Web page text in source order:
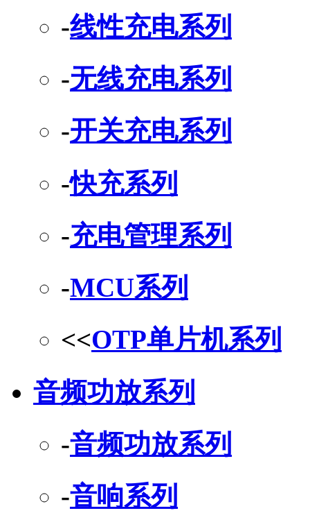
-线性充电系列
-无线充电系列
-开关充电系列
-快充系列
-充电管理系列
-MCU系列
<<OTP单片机系列
音频功放系列
-音频功放系列
-音响系列